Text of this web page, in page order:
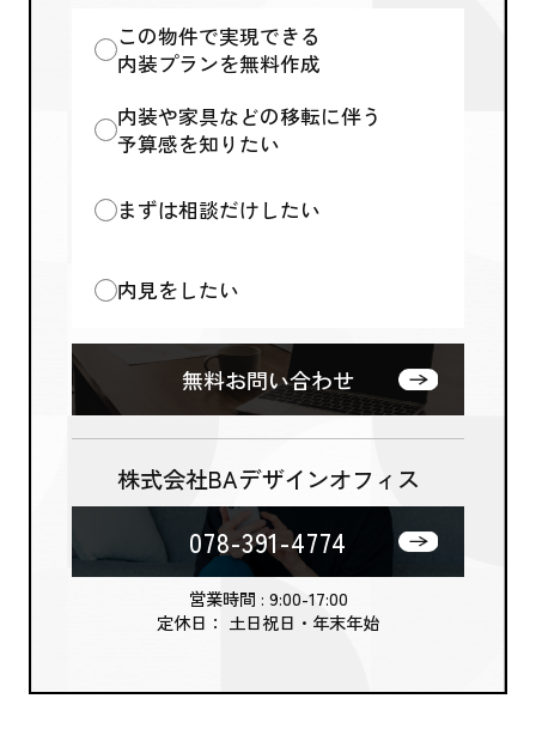
この物件で実現できる
内装プランを無料作成
内装や家具などの移転に伴う
予算感を知りたい
まずは相談だけしたい
内見をしたい
無料お問い合わせ
株式会社BAデザインオフィス
078-391-4774
営業時間 : 9:00-17:00
定休日： 土日祝日・年末年始